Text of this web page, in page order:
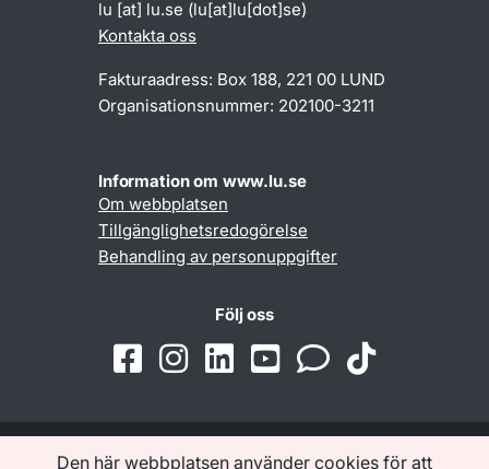
Den här webbplatsen använder cookies för att
lu [at] lu.se (lu[at]lu[dot]se)
Kontakta oss
Fakturaadress: Box 188, 221 00 LUND
Organisationsnummer: 202100-3211
Information om www.lu.se
Om webbplatsen
Tillgänglighetsredogörelse
Behandling av personuppgifter
Följ oss